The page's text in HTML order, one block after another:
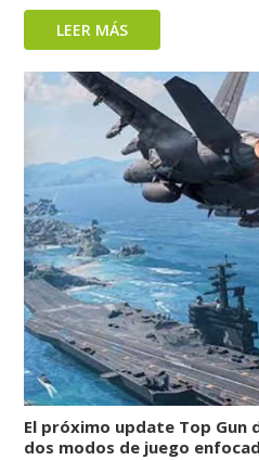
LEER MÁS
El próximo update Top Gun
dos modos de juego